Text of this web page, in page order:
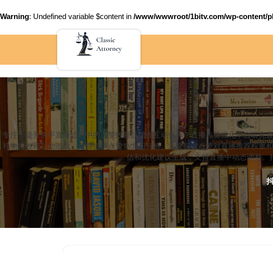
Warning: Undefined variable $content in /www/wwwroot/1bitv.com/wp-content/
专注于提升快手直播过程中的点赞数量以增强互动信号？直播点赞强化平台研
礼物特效和互动游戏，免费提供点赞热力图分析。深度探讨点赞对直播推荐权
估和优化建议生成，支持直播中动态调整。